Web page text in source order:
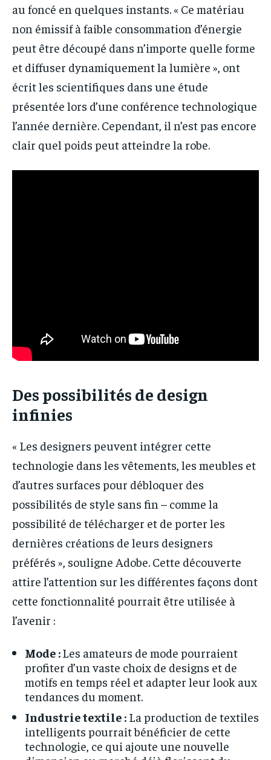
au foncé en quelques instants. « Ce matériau
non émissif à faible consommation d’énergie
peut être découpé dans n’importe quelle forme
et diffuser dynamiquement la lumière », ont
écrit les scientifiques dans une étude
présentée lors d’une conférence technologique
l’année dernière. Cependant, il n’est pas encore
clair quel poids peut atteindre la robe.
Des possibilités de design
infinies
« Les designers peuvent intégrer cette
technologie dans les vêtements, les meubles et
d’autres surfaces pour débloquer des
possibilités de style sans fin – comme la
possibilité de télécharger et de porter les
dernières créations de leurs designers
préférés », souligne Adobe. Cette découverte
attire l’attention sur les différentes façons dont
cette fonctionnalité pourrait être utilisée à
l’avenir :
Mode :Les amateurs de mode pourraient
profiter d’un vaste choix de designs et de
motifs en temps réel et adapter leur look aux
tendances du moment.
Industrie textile : La production de textiles
intelligents pourrait bénéficier de cette
technologie, ce qui ajoute une nouvelle